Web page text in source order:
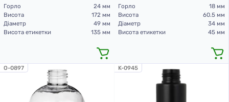
Горло
24 мм
Висота
172 мм
Діаметр
49 мм
Висота етикетки
135 мм
Горло
18 мм
Висота
60.5 мм
Діаметр
34 мм
Висота етикетки
45 мм
O-0897 K-0945